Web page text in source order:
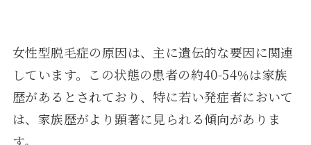
女性型脱毛症の原因は、主に遺伝的な要因に関連
しています。この状態の患者の約40-54％は家族
歴があるとされており、特に若い発症者において
は、家族歴がより顕著に見られる傾向がありま
す。